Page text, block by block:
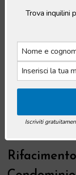
per prevenire
Trova inquilini
Iscriviti